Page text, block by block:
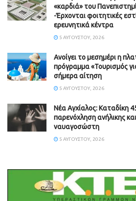
«καρδιά» του
-Έρχονται φοιτητικές
ερευνητικά κέντρα
5 ΑΥΓΟΎΣΤΟΥ, 2026
Ανοίγει το μεσημέρι η
πρόγραμμα «Τουρισμός
σήμερα αίτηση
5 ΑΥΓΟΎΣΤΟΥ, 2026
Νέα Αγχίαλος: Καταδίκη
παρενόχληση ανήλικης
ναυαγοσώστη
5 ΑΥΓΟΎΣΤΟΥ, 2026